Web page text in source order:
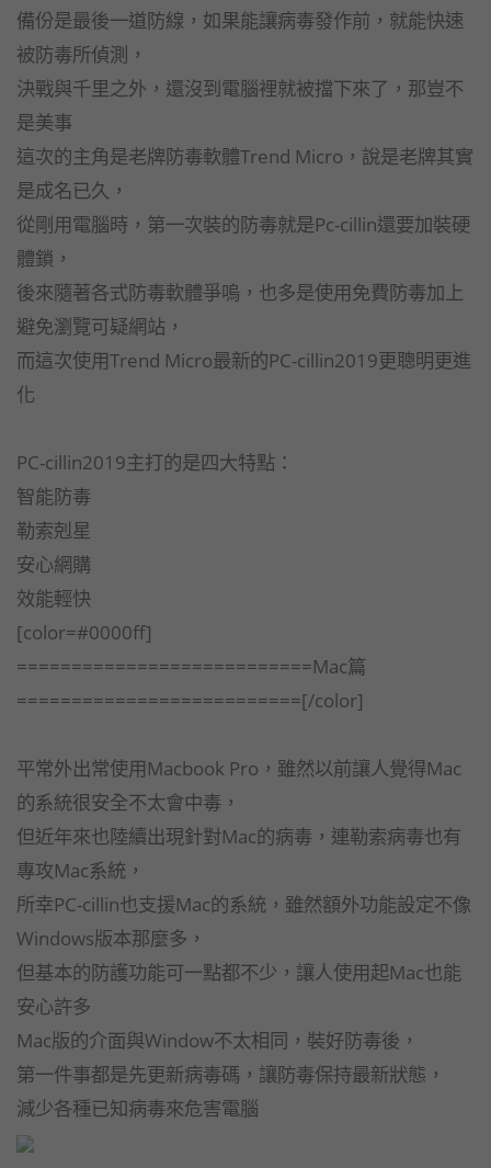
備份是最後一道防線，如果能讓病毒發作前，就能快速
被防毒所偵測，
決戰與千里之外，還沒到電腦裡就被擋下來了，那豈不
是美事
這次的主角是老牌防毒軟體Trend Micro，說是老牌其實
是成名已久，
從剛用電腦時，第一次裝的防毒就是Pc-cillin還要加裝硬
體鎖，
後來隨著各式防毒軟體爭嗚，也多是使用免費防毒加上
避免瀏覽可疑網站，
而這次使用Trend Micro最新的PC-cillin2019更聰明更進
化
PC-cillin2019主打的是四大特點：
智能防毒
勒索剋星
安心網購
效能輕快
[color=#0000ff]
===========================Mac篇
==========================[/color]
平常外出常使用Macbook Pro，雖然以前讓人覺得Mac
的系統很安全不太會中毒，
但近年來也陸續出現針對Mac的病毒，連勒索病毒也有
專攻Mac系統，
所幸PC-cillin也支援Mac的系統，雖然額外功能設定不像
Windows版本那麼多，
但基本的防護功能可一點都不少，讓人使用起Mac也能
安心許多
Mac版的介面與Window不太相同，裝好防毒後，
第一件事都是先更新病毒碼，讓防毒保持最新狀態，
減少各種已知病毒來危害電腦